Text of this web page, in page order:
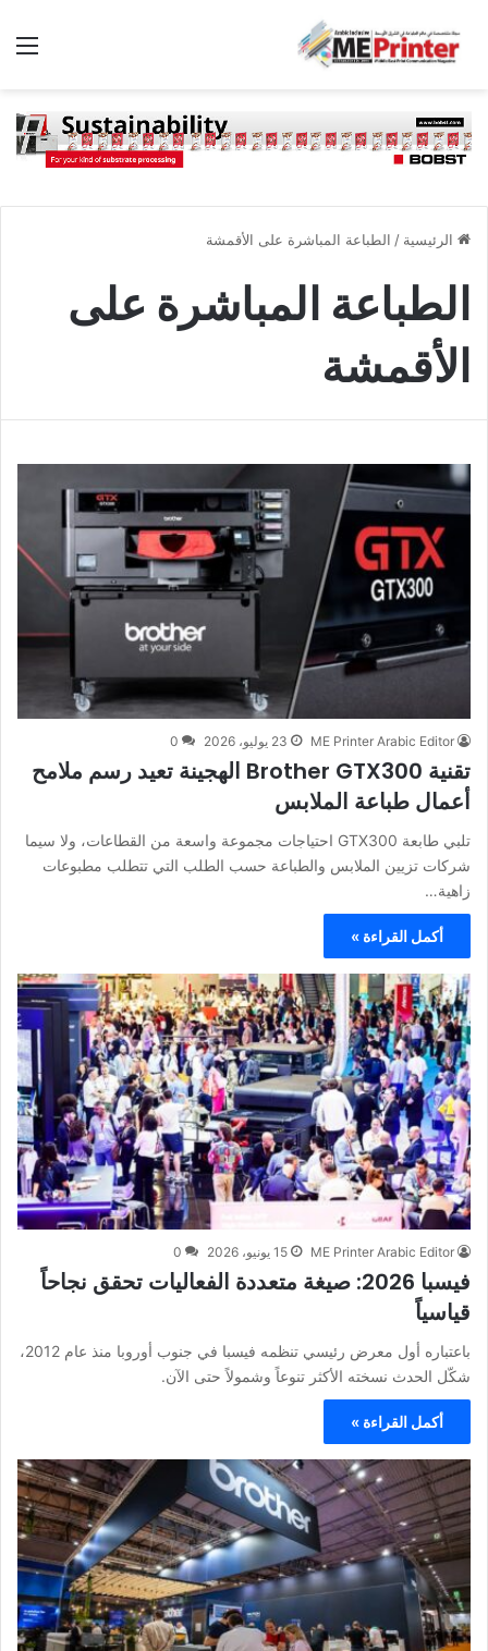
الرئيسية / الطباعة المباشرة على الأقمشة
الطباعة المباشرة على
الأقمشة
ME Printer Arabic Editor 23 يوليو، 2026 0
تقنية Brother GTX300 الهجينة تعيد رسم ملامح
أعمال طباعة الملابس
تلبي طابعة GTX300 احتياجات مجموعة واسعة من القطاعات، ولا سيما
شركات تزيين الملابس والطباعة حسب الطلب التي تتطلب مطبوعات
زاهية…
أكمل القراءة »
ME Printer Arabic Editor 15 يونيو، 2026 0
فيسبا 2026: صيغة متعددة الفعاليات تحقق نجاحاً
قياسياً
باعتباره أول معرض رئيسي تنظمه فيسبا في جنوب أوروبا منذ عام 2012،
شكّل الحدث نسخته الأكثر تنوعاً وشمولاً حتى الآن.
أكمل القراءة »